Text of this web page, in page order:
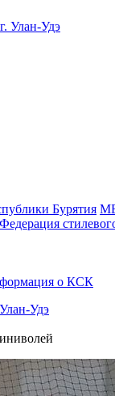
Улан-Удэ
Бурятия
о КСК
Удэ